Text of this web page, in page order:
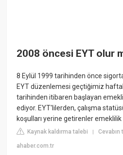
2008 öncesi EYT olur
8 Eylül 1999 tarihinden önce
EYT düzenlemesi geçtiğimiz
tarihinden itibaren başlayan
ediyor. EYT'lilerden, çalışma
koşulları yerine getirenler emeklilik
Kaynak kaldırma talebi |Cevabın
ahaber.com.tr